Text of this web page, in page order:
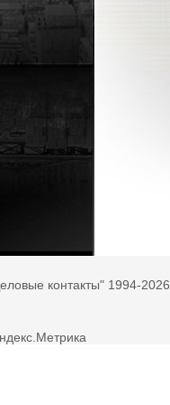
контакты" 1994-2026